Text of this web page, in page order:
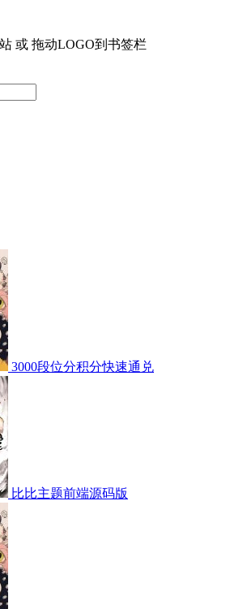
或 拖动LOGO到书签栏
3000段位分积分快速通兑
比比主题前端源码版